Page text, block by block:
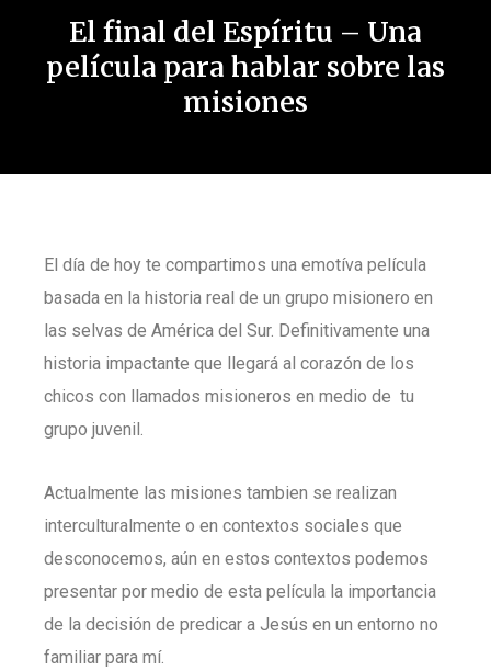
El final del Espíritu – Una
película para hablar sobre las
misiones
El día de hoy te compartimos una emotíva película
basada en la historia real de un grupo misionero en
las selvas de América del Sur. Definitivamente una
historia impactante que llegará al corazón de los
chicos con llamados misioneros en medio de tu
grupo juvenil.
Actualmente las misiones tambien se realizan
interculturalmente o en contextos sociales que
desconocemos, aún en estos contextos podemos
presentar por medio de esta película la importancia
de la decisión de predicar a Jesús en un entorno no
familiar para mí.